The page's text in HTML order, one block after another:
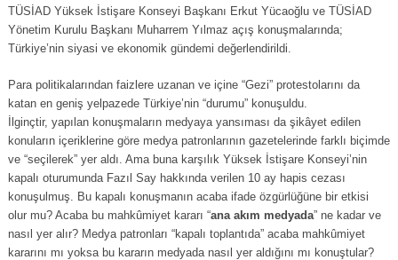
TÜSİAD Yüksek İstişare Konseyi Başkanı Erkut Yücaoğlu ve TÜSİAD
Yönetim Kurulu Başkanı Muharrem Yılmaz açış konuşmalarında;
Türkiye’nin siyasi ve ekonomik gündemi değerlendirildi.
Para politikalarından faizlere uzanan ve içine “Gezi” protestolarını da
katan en geniş yelpazede Türkiye’nin “durumu” konuşuldu.
İlginçtir, yapılan konuşmaların medyaya yansıması da şikâyet edilen
konuların içeriklerine göre medya patronlarının gazetelerinde farklı biçimde
ve “seçilerek” yer aldı. Ama buna karşılık Yüksek İstişare Konseyi’nin
kapalı oturumunda Fazıl Say hakkında verilen 10 ay hapis cezası
konuşulmuş. Bu kapalı konuşmanın acaba ifade özgürlüğüne bir etkisi
olur mu? Acaba bu mahkûmiyet kararı “ana akım medyada” ne kadar ve
nasıl yer alır? Medya patronları “kapalı toplantıda” acaba mahkûmiyet
kararını mı yoksa bu kararın medyada nasıl yer aldığını mı konuştular?